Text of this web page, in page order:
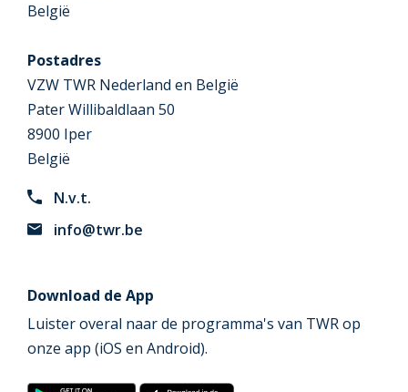
België
Postadres
VZW TWR Nederland en België
Pater Willibaldlaan 50
8900 Iper
België
N.v.t.
info@twr.be
Download de App
Luister overal naar de programma's van TWR op
onze app (iOS en Android).